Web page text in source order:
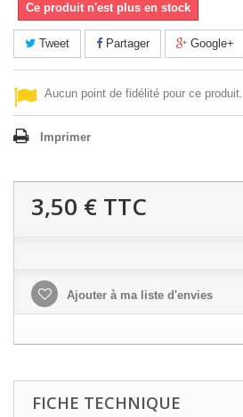
Ce produit n'est plus en stock
Tweet Partager Google+
Aucun point de fidélité pour ce produit.
Imprimer
3,50 € TTC
Ajouter à ma liste d'envies
FICHE TECHNIQUE